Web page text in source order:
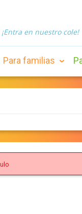
¡Entra en nuestro cole!
Para familias